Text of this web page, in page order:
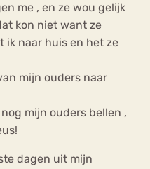
me , en ze wou gelijk
kon niet want ze
ik naar huis en het ze
mijn ouders naar
mijn ouders bellen ,
dagen uit mijn